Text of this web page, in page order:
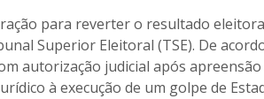
para reverter o resultado
Superior Eleitoral (TSE). De
autorização judicial após apreensão
à execução de um golpe de